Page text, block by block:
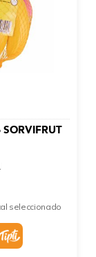
seleccionado